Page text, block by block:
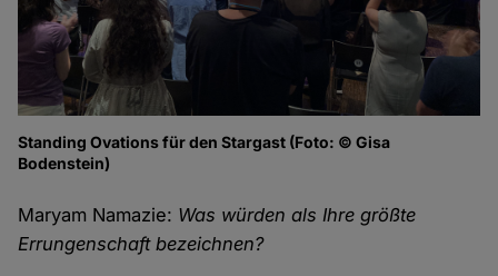
Standing Ovations für den Stargast (Foto: © Gisa
Bodenstein)
Maryam Namazie: Was würden als Ihre größte
Errungenschaft bezeichnen?